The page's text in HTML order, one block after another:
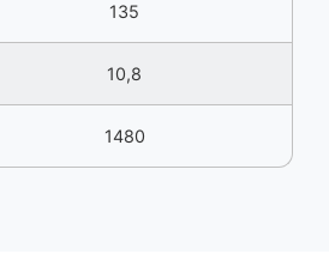
135
10,8
1480